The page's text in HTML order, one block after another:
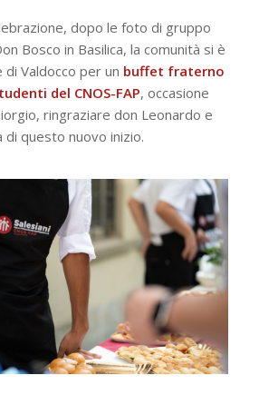
dopo le foto di gruppo
Bosco in Basilica, la comunità si è
Valdocco per un buffet fraterno
del CNOS-FAP, occasione
ringraziare don Leonardo e
di questo nuovo inizio.